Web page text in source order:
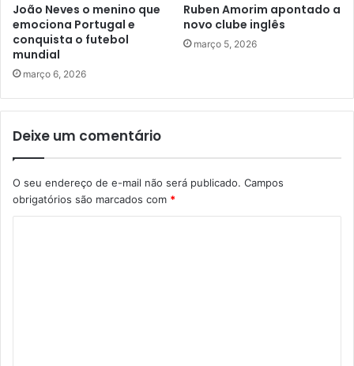
João Neves o menino que
emociona Portugal e
conquista o futebol
mundial
março 6, 2026
Ruben Amorim apontado a
novo clube inglês
março 5, 2026
Deixe um comentário
O seu endereço de e-mail não será publicado. Campos
obrigatórios são marcados com *